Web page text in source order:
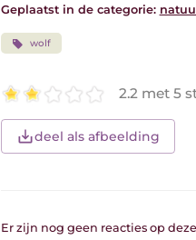
Geplaatst in de categorie:
wolf
2.2 met 5
deel als afbeelding
Er zijn nog geen reacties op